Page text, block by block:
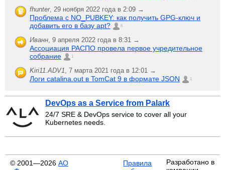
fhunter, 29 ноября 2022 года в 2:09 →
Проблема с NO_PUBKEY: как получить GPG-ключ и
добавить его в базу apt?
6
Иванн, 9 апреля 2022 года в 8:31 →
Ассоциация РАСПО провела первое учредительное
собрание
1
Kiri11.ADV1, 7 марта 2021 года в 12:01 →
Логи catalina.out в TomCat 9 в формате JSON 1
DevOps as a Service from Palark
24/7 SRE & DevOps service to cover all your
Kubernetes needs.
© 2001—2026 АО
Правила
Разработано в